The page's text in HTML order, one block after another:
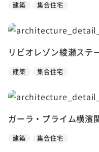
建築 集合住宅
リビオレゾン綾瀬ステ
建築 集合住宅
ガーラ・プライム横濱
建築 集合住宅